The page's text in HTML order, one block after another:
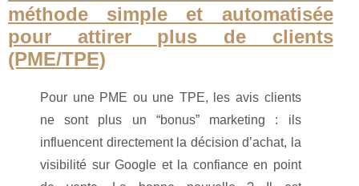
méthode simple et automatisée
pour attirer plus de clients
(PME/TPE)
Pour une PME ou une TPE, les avis clients
ne sont plus un “bonus” marketing : ils
influencent directement la décision d’achat, la
visibilité sur Google et la confiance en point